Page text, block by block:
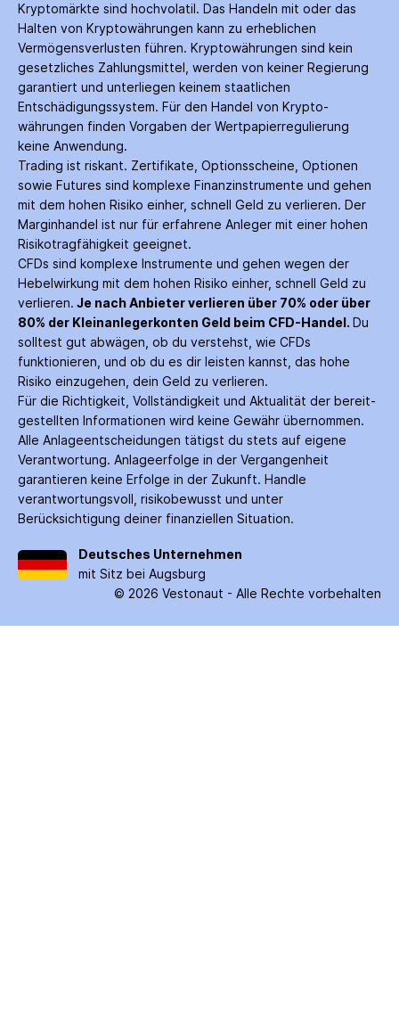
Kryptomärkte sind hochvolatil. Das Handeln mit oder das
Halten von Krypto­währungen kann zu erheblichen
Vermögensverlusten führen. Krypto­währungen sind kein
gesetzliches Zahlungs­mittel, werden von keiner Regierung
garantiert und unterliegen keinem staatlichen
Entschädigungs­system. Für den Handel von Krypto­
währungen finden Vorgaben der Wertpapier­regulierung
keine Anwendung.
Trading ist riskant. Zertifikate, Options­scheine, Optionen
sowie Futures sind komplexe Finanz­instrumente und gehen
mit dem hohen Risiko einher, schnell Geld zu verlieren. Der
Margin­handel ist nur für erfahrene Anleger mit einer hohen
Risiko­tragfähigkeit geeignet.
CFDs sind komplexe Instrumente und gehen wegen der
Hebelwirkung mit dem hohen Risiko einher, schnell Geld zu
verlieren. Je nach Anbieter verlieren über 70% oder über
80% der Kleinanleger­konten Geld beim CFD-Handel. Du
solltest gut abwägen, ob du verstehst, wie CFDs
funktionieren, und ob du es dir leisten kannst, das hohe
Risiko einzugehen, dein Geld zu verlieren.
Für die Richtigkeit, Vollständigkeit und Aktualität der bereit­
gestellten Informationen wird keine Gewähr über­nommen.
Alle Anlage­entscheidungen tätigst du stets auf eigene
Verantwortung. Anlage­erfolge in der Ver­gangenheit
garantieren keine Erfolge in der Zukunft. Handle
verantwortungsvoll, risiko­bewusst und unter
Berücksichtigung deiner finanziellen Situation.
Deutsches Unternehmen
mit Sitz bei Augsburg
© 2026 Vestonaut - Alle Rechte vorbehalten